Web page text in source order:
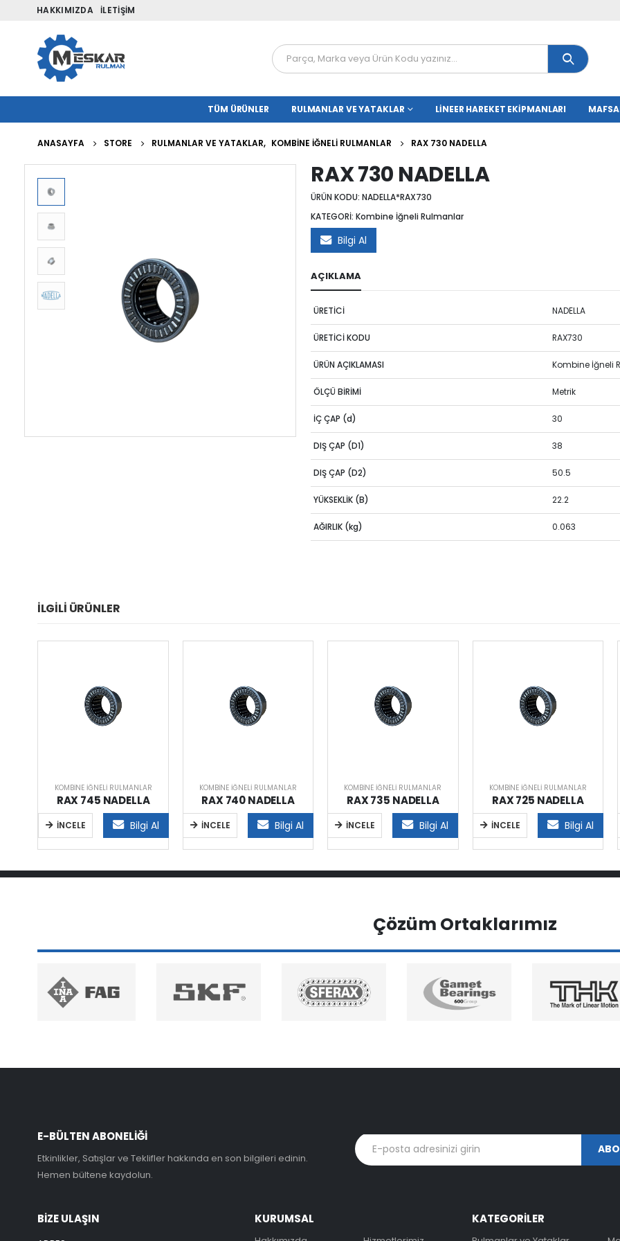
HAKKIMIZDA İLETIŞIM
TÜM ÜRÜNLER RULMANLAR VE YATAKLAR LINEER HAREKET EKIPMANLARI
ANASAYFA STORE RULMANLAR VE YATAKLAR, KOMBINE İĞNELI RULMANLAR RAX 730 NADELLA
RAX 730 NADELLA
ÜRÜN KODU:NADELLA*RAX730
KATEGORİ:Kombine İğneli Rulmanlar
Bilgi Al
AÇIKLAMA
ÜRETİCİ NADELLA
ÜRETİCİ KODU RAX730
ÜRÜN AÇIKLAMASI Kombine İğneli
ÖLÇÜ BİRİMİ Metrik
İÇ ÇAP (d) 30
DIŞ ÇAP (D1) 38
DIŞ ÇAP (D2) 50.5
YÜKSEKLİK (B) 22.2
AĞIRLIK (kg) 0.063
İLGILI ÜRÜNLER
KOMBINE İĞNELI RULMANLAR
RAX 745 NADELLA
İNCELE Bilgi Al
KOMBINE İĞNELI RULMANLAR
RAX 740 NADELLA
İNCELE Bilgi Al
KOMBINE İĞNELI RULMANLAR
RAX 735 NADELLA
İNCELE Bilgi Al
KOMBINE İĞNELI RULMANLAR
RAX 725 NADELLA
İNCELE Bilgi Al
Çözüm Ortaklarımız
E-BÜLTEN ABONELİĞİ
Etkinlikler, Satışlar ve Teklifler hakkında en son bilgileri edinin.
Hemen bültene kaydolun.
BİZE ULAŞIN KURUMSAL KATEGORİLER